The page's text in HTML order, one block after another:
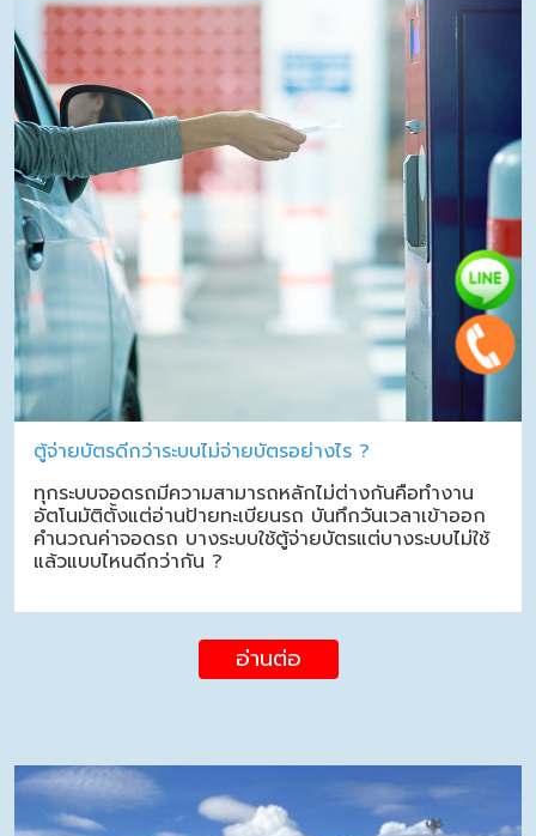
ตู้จ่ายบัตรดีกว่าระบบไม่จ่ายบัตรอย่างไร ?
ทุกระบบจอดรถมีความสามารถหลักไม่ต่างกันคือทำงาน
อัตโนมัติตั้งแต่อ่านป้ายทะเบียนรถ บันทึกวันเวลาเข้าออก
คำนวณค่าจอดรถ บางระบบใช้ตู้จ่ายบัตรแต่บางระบบไม่ใช้
แล้วแบบไหนดีกว่ากัน ?
อ่านต่อ